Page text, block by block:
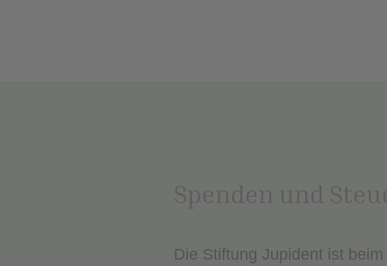
Die Stiftung Jupident ist